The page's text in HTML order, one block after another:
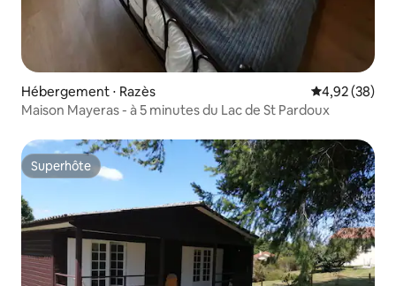
Hébergement ⋅ Razès Évaluation
4,92 (38)
Maison Mayeras - à 5 minutes du Lac de St Pardoux
Superhôte
Superhôte